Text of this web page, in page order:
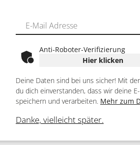
Anti-Roboter-Verifizierung
Hier klicken
Deine Daten sind bei uns sicher! Mit
du dich einverstanden, dass wir deine
speichern und verarbeiten. Mehr zum
Danke, vielleicht später.